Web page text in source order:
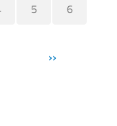
5 6
››